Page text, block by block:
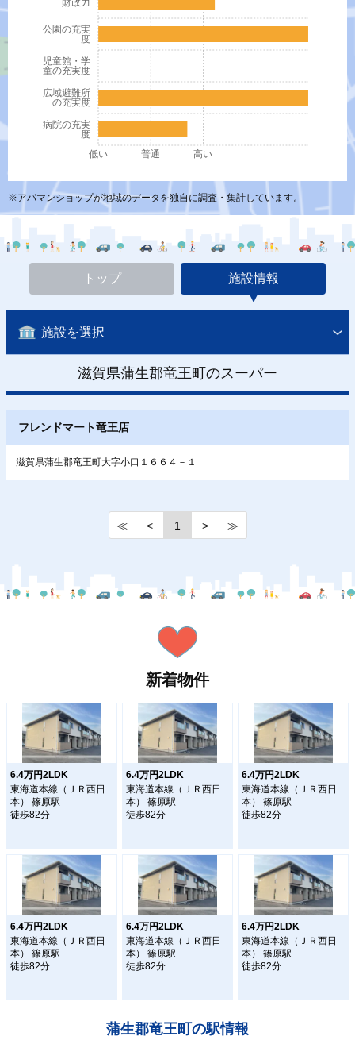
病院の充実
度
広域避難所
の充実度
児童館・学
童の充実度
公園の充実
度
財政力
低い 普通 高い
※アパマンショップが地域のデータを独自に調査・集計しています。
トップ 施設情報
施設を選択
滋賀県蒲生郡竜王町のスーパー
フレンドマート竜王店
滋賀県蒲生郡竜王町大字小口１６６４－１
≪ < 1 > ≫
新着物件
6.4万円2LDK
東海道本線（ＪＲ西日
本） 篠原駅
徒歩82分
6.4万円2LDK
東海道本線（ＪＲ西日
本） 篠原駅
徒歩82分
6.4万円2LDK
東海道本線（ＪＲ西日
本） 篠原駅
徒歩82分
6.4万円2LDK
東海道本線（ＪＲ西日
本） 篠原駅
徒歩82分
6.4万円2LDK
東海道本線（ＪＲ西日
本） 篠原駅
徒歩82分
6.4万円2LDK
東海道本線（ＪＲ西日
本） 篠原駅
徒歩82分
蒲生郡竜王町の駅情報